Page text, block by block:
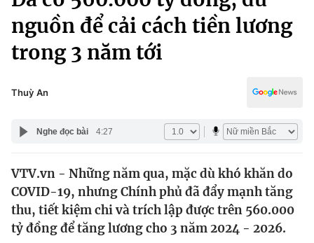
Chính trị
Xã hội
Pháp luật
Y tế
Thế giới
Tin tức
Thế giới đó đây
Kinh tế
Thể thao
Truyền hình
Văn hóa - Giải trí
Y tế
nguồn để cải cách tiền lương
trong 3 năm tới
Thuỳ An
Nghe đọc bài 4:27
VTV.vn - Những năm qua, mặc dù khó khăn do
COVID-19, nhưng Chính phủ đã đẩy mạnh tăng
thu, tiết kiệm chi và trích lập được trên 560.000
tỷ đồng để tăng lương cho 3 năm 2024 - 2026.